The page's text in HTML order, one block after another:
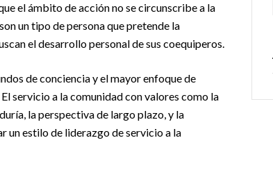
el ámbito de acción no se circunscribe a la
un tipo de persona que pretende la
el desarrollo personal de sus coequiperos.
de conciencia y el mayor enfoque de
El servicio a la comunidad con valores como la
la perspectiva de largo plazo, y la
un estilo de liderazgo de servicio a la